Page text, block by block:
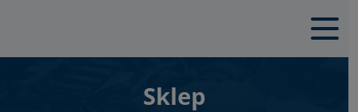
Sklep